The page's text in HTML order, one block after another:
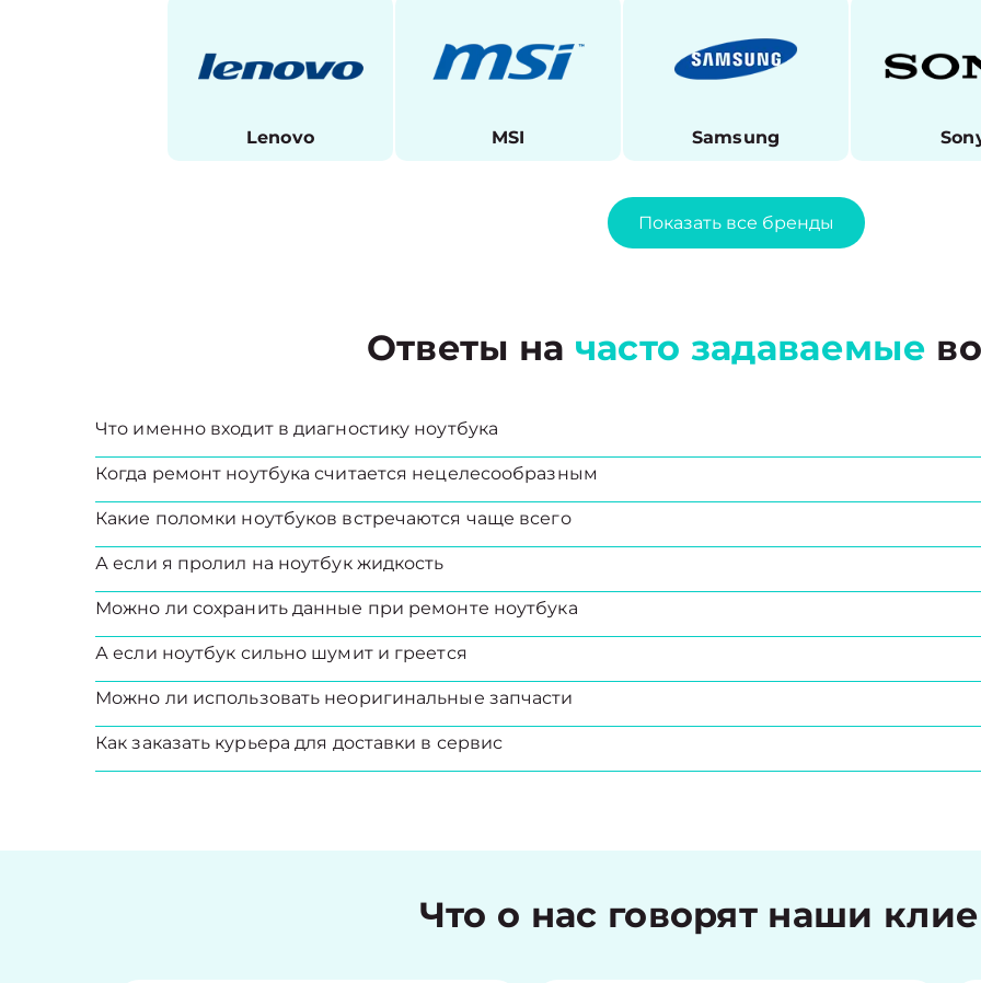
Lenovo MSI Samsung
Показать все бренды
Ответы на часто задаваемые
Что именно входит в диагностику ноутбука
Когда ремонт ноутбука считается нецелесообразным
Какие поломки ноутбуков встречаются чаще всего
А если я пролил на ноутбук жидкость
Можно ли сохранить данные при ремонте ноутбука
А если ноутбук сильно шумит и греется
Можно ли использовать неоригинальные запчасти
Как заказать курьера для доставки в сервис
Что о нас говорят наши